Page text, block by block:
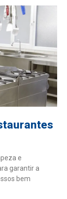
e
garantir a
bem